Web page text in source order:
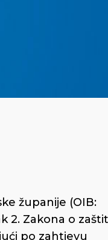
županije (OIB:
2. Zakona o
po zahtjevu